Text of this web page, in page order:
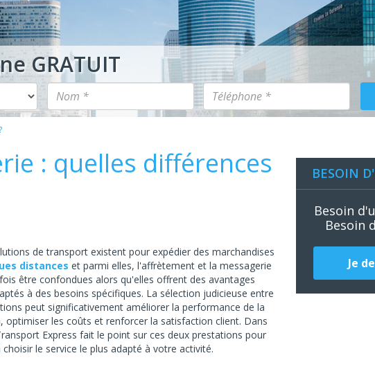
: quelles différences
de transport existent pour expédier des marchandises
distances et parmi elles, l'affrètement et la messagerie
être confondues alors qu'elles offrent des avantages
à des besoins spécifiques. La sélection judicieuse entre
peut significativement améliorer la performance de la
optimiser les coûts et renforcer la satisfaction client. Dans
Express fait le point sur ces deux prestations pour
le service le plus adapté à votre activité.
BESOIN
Besoin
Besoin
Je
GRATUIT